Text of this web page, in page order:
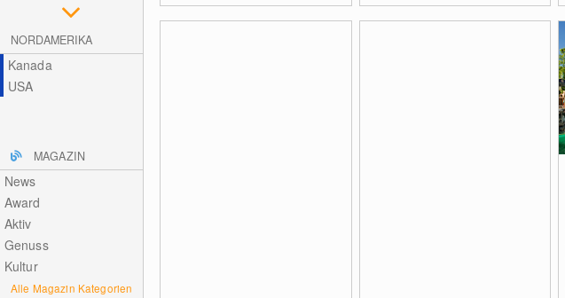
NORDAMERIKA
Kanada
USA
MAGAZIN
News
Award
Aktiv
Genuss
Kultur
Alle Magazin Kategorien